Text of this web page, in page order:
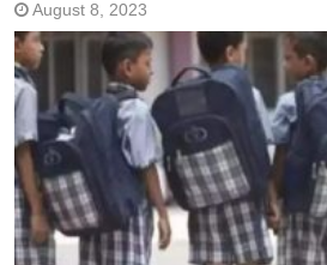
August 8, 2023